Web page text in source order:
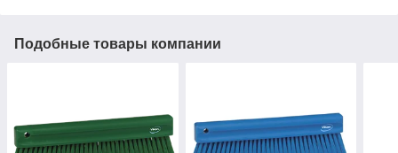
Подобные товары компании